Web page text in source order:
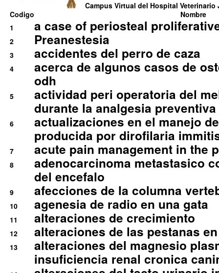
Campus Virtual del Hospital Veterinario
Codigo
Nombre
1
a case of periosteal
2 Preanestesia
3 accidentes del perro de caza
4
acerca de algunos casos de
odh
5
actividad peri operatoria del
durante la analgesia
6
actualizaciones en el manejo
producida por dirofilaria
7 acute pain management in the
8
adenocarcinoma metastasico
del encefalo
9 afecciones de la columna
10 agenesia de radio en una gata
11 alteraciones de crecimiento
12 alteraciones de las pestanas
13
alteraciones del magnesio
insuficiencia renal cronica